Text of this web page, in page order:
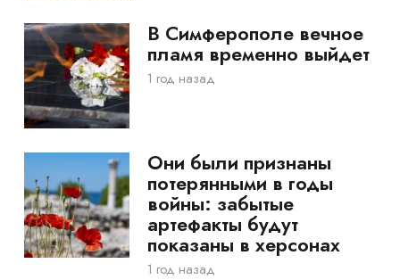
В Симферополе вечное
пламя временно выйдет
1 год назад
Они были признаны
потерянными в годы
войны: забытые
артефакты будут
показаны в херсонах
1 год назад